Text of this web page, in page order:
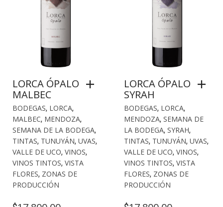
LORCA ÓPALO
MALBEC
BODEGAS, LORCA,
MALBEC, MENDOZA,
SEMANA DE LA BODEGA,
TINTAS, TUNUYÁN, UVAS,
VALLE DE UCO, VINOS,
VINOS TINTOS, VISTA
FLORES, ZONAS DE
PRODUCCIÓN
LORCA ÓPALO
SYRAH
BODEGAS, LORCA,
MENDOZA, SEMANA DE
LA BODEGA, SYRAH,
TINTAS, TUNUYÁN, UVAS,
VALLE DE UCO, VINOS,
VINOS TINTOS, VISTA
FLORES, ZONAS DE
PRODUCCIÓN